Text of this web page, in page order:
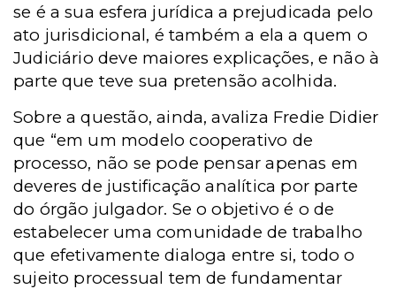
se é a sua esfera jurídica a prejudicada pelo
ato jurisdicional, é também a ela a quem o
Judiciário deve maiores explicações, e não à
parte que teve sua pretensão acolhida.
Sobre a questão, ainda, avaliza Fredie Didier
que “em um modelo cooperativo de
processo, não se pode pensar apenas em
deveres de justificação analítica por parte
do órgão julgador. Se o objetivo é o de
estabelecer uma comunidade de trabalho
que efetivamente dialoga entre si, todo o
sujeito processual tem de fundamentar